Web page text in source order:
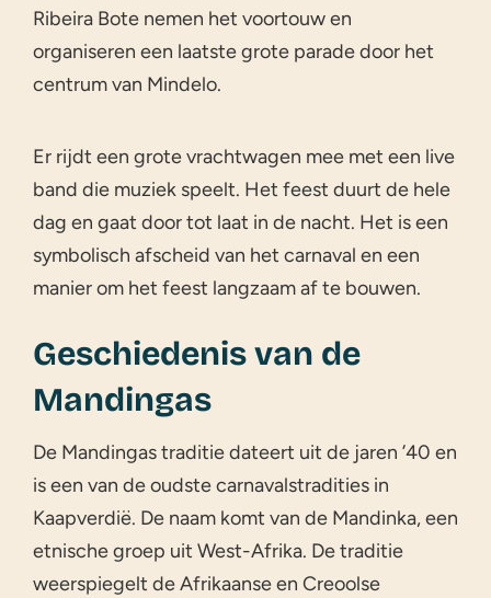
Ribeira Bote nemen het voortouw en
organiseren een laatste grote parade door het
centrum van Mindelo.
Er rijdt een grote vrachtwagen mee met een live
band die muziek speelt. Het feest duurt de hele
dag en gaat door tot laat in de nacht. Het is een
symbolisch afscheid van het carnaval en een
manier om het feest langzaam af te bouwen.
Geschiedenis van de
Mandingas
De Mandingas traditie dateert uit de jaren ’40 en
is een van de oudste carnavalstradities in
Kaapverdië. De naam komt van de Mandinka, een
etnische groep uit West-Afrika. De traditie
weerspiegelt de Afrikaanse en Creoolse